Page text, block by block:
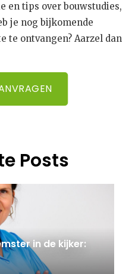
en tips over bouwstudies,
je nog bijkomende
te ontvangen? Aarzel dan
Posts
in de kijker: